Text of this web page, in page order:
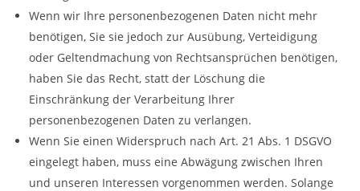
Wenn wir Ihre personenbezogenen Daten nicht mehr
benötigen, Sie sie jedoch zur Ausübung, Verteidigung
oder Geltendmachung von Rechtsansprüchen benötigen,
haben Sie das Recht, statt der Löschung die
Einschränkung der Verarbeitung Ihrer
personenbezogenen Daten zu verlangen.
Wenn Sie einen Widerspruch nach Art. 21 Abs. 1 DSGVO
eingelegt haben, muss eine Abwägung zwischen Ihren
und unseren Interessen vorgenommen werden. Solange